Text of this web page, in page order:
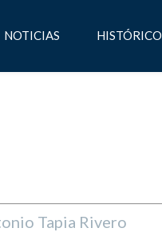
NOTICIAS HISTÓRICO
Tapia Rivero